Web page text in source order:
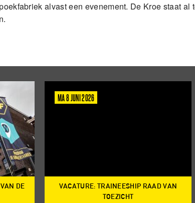
alvast een evenement. De Kroe staat al
DE
MA 8 JUNI 2026
VACATURE: TRAINEESHIP RAAD VAN
TOEZICHT